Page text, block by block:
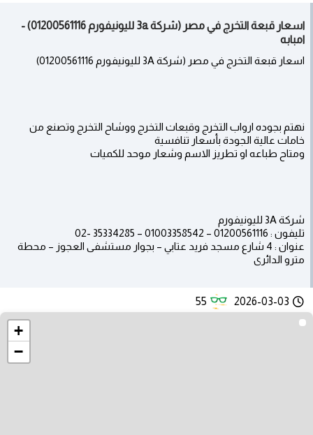
اسعار قبعة التخرج في مصر (شركة 3a لليونيفورم 01200561116) -
امبابه
اسعار قبعة التخرج في مصر (شركة 3A لليونيفورم 01200561116)
نهتم بجوده ارواب التخرج وقبعات التخرج ووشاح التخرج وتصنع من
خامات عالية الجودة بأسعار تنافسية
ومتاح طباعه او تطريز الاسم وشعار موحد للكميات
شركة 3A لليونيفورم
تليفون : 01200561116 – 01003358542 – 35334285 -02
عنوان : 4 شارع مسجد فريد عتابي – بجوار مستشفى العجوز – محطة
مترو الدائرى
2026-03-03
55
+
−